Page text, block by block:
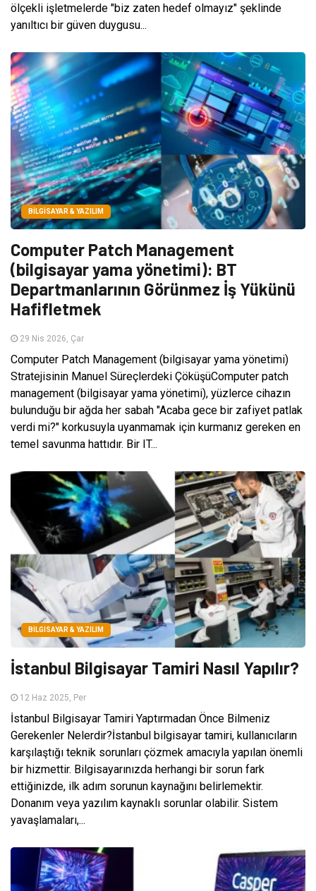
ölçekli işletmelerde "biz zaten hedef olmayız" şeklinde
yanıltıcı bir güven duygusu...
BILGISAYAR & YAZILIM
Computer Patch Management
(bilgisayar yama yönetimi): BT
Departmanlarının Görünmez İş Yükünü
Hafifletmek
29 Nis 2026, Çar
Computer Patch Management (bilgisayar yama yönetimi)
Stratejisinin Manuel Süreçlerdeki ÇöküşüComputer patch
management (bilgisayar yama yönetimi), yüzlerce cihazın
bulunduğu bir ağda her sabah "Acaba gece bir zafiyet patlak
verdi mi?" korkusuyla uyanmamak için kurmanız gereken en
temel savunma hattıdır. Bir IT...
BILGISAYAR & YAZILIM
İstanbul Bilgisayar Tamiri Nasıl Yapılır?
12 Haz 2025, Per
İstanbul Bilgisayar Tamiri Yaptırmadan Önce Bilmeniz
Gerekenler Nelerdir?İstanbul bilgisayar tamiri, kullanıcıların
karşılaştığı teknik sorunları çözmek amacıyla yapılan önemli
bir hizmettir. Bilgisayarınızda herhangi bir sorun fark
ettiğinizde, ilk adım sorunun kaynağını belirlemektir.
Donanım veya yazılım kaynaklı sorunlar olabilir. Sistem
yavaşlamaları,...